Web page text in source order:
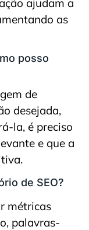
as
posso
de
desejada,
la, é preciso
e que a
de SEO?
métricas
palavras-